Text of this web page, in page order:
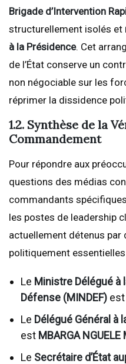
Brigade d’Intervention
structurellement isolés et
à la Présidence. Cet
de l’État conserve un
non négociable sur les
réprimer la dissidence
1.2. Synthèse de la
Commandement
Pour répondre aux
questions des médias
commandants
les postes de leadership
actuellement détenus
politiquement essentielles
Le Ministre Délégué à
Défense (MINDEF) est
Le Délégué Général à
est MBARGA NGUELE
Le Secrétaire d’État